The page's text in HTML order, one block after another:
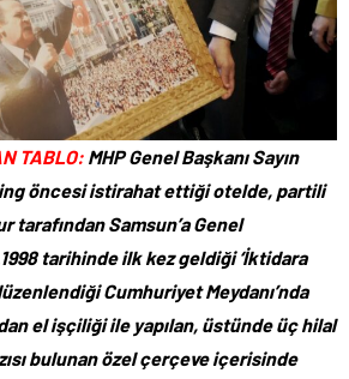
TABLO: MHP Genel Başkanı Sayın
öncesi istirahat ettiği otelde, partili
tarafından Samsun’a Genel
tarihinde ilk kez geldiği ‘İktidara
Cumhuriyet Meydanı’nda
el işçiliği ile yapılan, üstünde üç hilal
bulunan özel çerçeve içerisinde